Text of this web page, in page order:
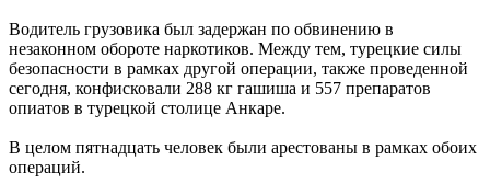
Водитель грузовика был задержан по обвинению в
незаконном обороте наркотиков. Между тем, турецкие силы
безопасности в рамках другой операции, также проведенной
сегодня, конфисковали 288 кг гашиша и 557 препаратов
опиатов в турецкой столице Анкаре.
В целом пятнадцать человек были арестованы в рамках обоих
операций.